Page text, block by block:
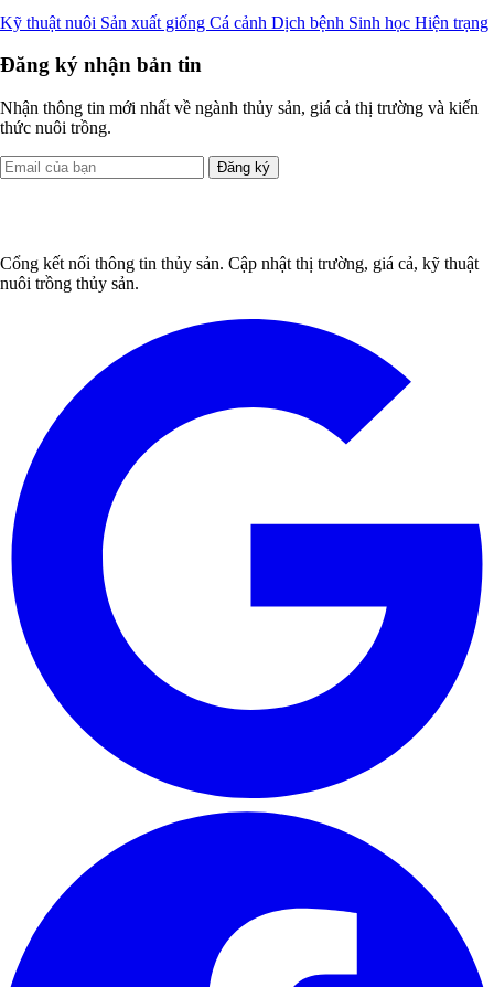
Kỹ thuật nuôi Sản xuất giống Cá cảnh Dịch bệnh Sinh học Hiện trạng
Đăng ký nhận bản tin
Nhận thông tin mới nhất về ngành thủy sản, giá cả thị trường và kiến
thức nuôi trồng.
Đăng ký
Cổng kết nối thông tin thủy sản. Cập nhật thị trường, giá cả, kỹ thuật
nuôi trồng thủy sản.